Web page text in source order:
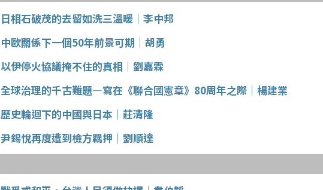
日相石破茂的去留如洗三溫暖│李中邦
中歐關係下一個50年前景可期│胡勇
以伊停火協議掩不住的真相│劉嘉霖
全球治理的千古難題—寫在《聯合國憲章》80周年之際│楊建業
歷史輪迴下的中國與日本│莊清隆
尹錫悅再度遭到檢方羈押│劉順達